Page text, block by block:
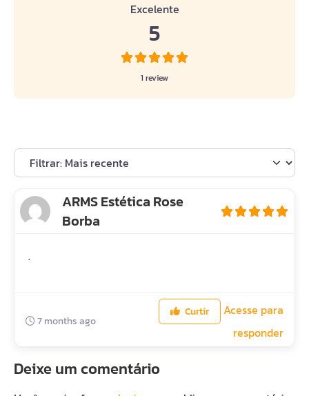
Excelente
5
1 review
ARMS Estética Rose
Borba
.
7 months ago
Curtir
Acesse para
responder
Deixe um comentário